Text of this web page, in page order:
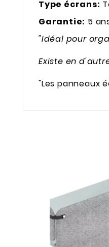
Type écrans:
Garantie: 5
"Idéal pour
Existe en
"Les panneaux